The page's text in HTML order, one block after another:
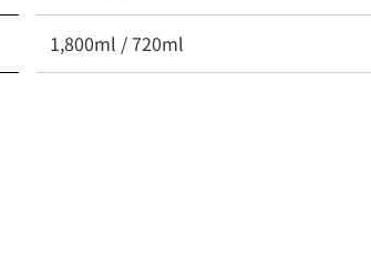
1,800ml / 720ml